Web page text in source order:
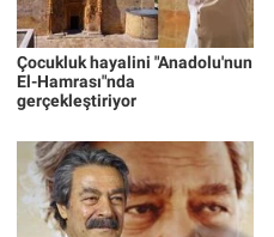
Çocukluk hayalini "Anadolu'nun
El-Hamrası"nda
gerçekleştiriyor